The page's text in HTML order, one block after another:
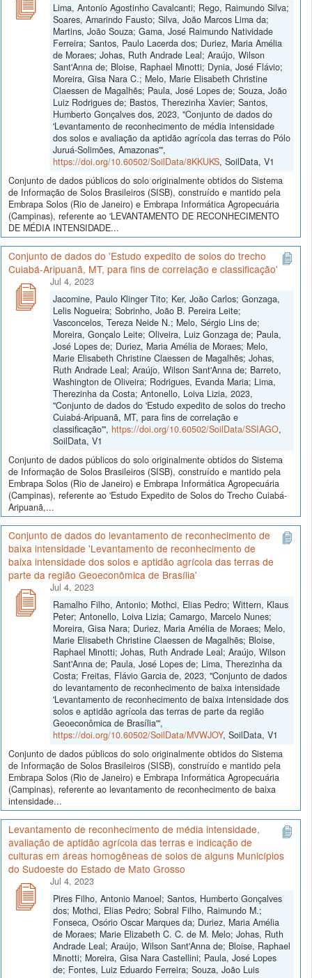
Lima, Antonio Agostinho Cavalcanti; Rego, Raimundo Silva;
Soares, Amarindo Fausto; Silva, João Marcos Lima da;
Martins, João Souza; Gama, José Raimundo Natividade
Ferreira; Santos, Paulo Lacerda dos; Duriez, Maria Amélia
de Moraes; Johas, Ruth Andrade Leal; Araújo, Wilson
Sant'Anna de; Bloise, Raphael Minotti; Dynia, José Flávio;
Moreira, Gisa Nara C.; Melo, Marie Elisabeth Christine
Claessen de Magalhẽs; Paula, José Lopes de; Souza, João
Luiz Rodrigues de; Bastos, Therezinha Xavier; Santos,
Humberto Gonçalves dos, 2023, "Conjunto de dados do
'Levantamento de reconhecimento de média intensidade
dos solos e avaliação da aptidão agrícola das terras do Pólo
Juruá-Solimões, Amazonas'",
https://doi.org/10.60502/SoilData/8KKUKS, SoilData, V1
Conjunto de dados públicos do solo originalmente obtidos do Sistema
de Informação de Solos Brasileiros (SISB), construído e mantido pela
Embrapa Solos (Rio de Janeiro) e Embrapa Informática Agropecuária
(Campinas), referente ao 'LEVANTAMENTO DE RECONHECIMENTO
DE MÉDIA INTENSIDADE...
Conjunto de dados do 'Estudo expedito de solos do trecho
Cuiabá-Aripuanã, MT, para fins de correlação e classificação'
Jul 4, 2023
Jacomine, Paulo Klinger Tito; Ker, João Carlos; Gonzaga,
Lelis Nogueira; Sobrinho, João B. Pereira Leite;
Vasconcelos, Tereza Neide N.; Melo, Sérgio Lins de;
Moreira, Gonçalo Leite; Oliveira, Luiz Gonzaga de; Paula,
José Lopes de; Duriez, Maria Amélia de Moraes; Melo,
Marie Elisabeth Christine Claessen de Magalhẽs; Johas,
Ruth Andrade Leal; Araújo, Wilson Sant'Anna de; Barreto,
Washington de Oliveira; Rodrigues, Evanda Maria; Lima,
Therezinha da Costa; Antonello, Loiva Lizia, 2023,
"Conjunto de dados do 'Estudo expedito de solos do trecho
Cuiabá-Aripuanã, MT, para fins de correlação e
classificação'", https://doi.org/10.60502/SoilData/SSIAGO,
SoilData, V1
Conjunto de dados públicos do solo originalmente obtidos do Sistema
de Informação de Solos Brasileiros (SISB), construído e mantido pela
Embrapa Solos (Rio de Janeiro) e Embrapa Informática Agropecuária
(Campinas), referente ao 'Estudo Expedito de Solos do Trecho Cuiabá-
Aripuanã,...
Conjunto de dados do levantamento de reconhecimento de
baixa intensidade 'Levantamento de reconhecimento de
baixa intensidade dos solos e aptidão agrícola das terras de
parte da região Geoeconômica de Brasília'
Jul 4, 2023
Ramalho Filho, Antonio; Mothci, Elias Pedro; Wittern, Klaus
Peter; Antonello, Loiva Lizia; Camargo, Marcelo Nunes;
Moreira, Gisa Nara; Duriez, Maria Amélia de Moraes; Melo,
Marie Elisabeth Christine Claessen de Magalhẽs; Bloise,
Raphael Minotti; Johas, Ruth Andrade Leal; Araújo, Wilson
Sant'Anna de; Paula, José Lopes de; Lima, Therezinha da
Costa; Freitas, Flávio Garcia de, 2023, "Conjunto de dados
do levantamento de reconhecimento de baixa intensidade
'Levantamento de reconhecimento de baixa intensidade dos
solos e aptidão agrícola das terras de parte da região
Geoeconômica de Brasília'",
https://doi.org/10.60502/SoilData/MVWJOY, SoilData, V1
Conjunto de dados públicos do solo originalmente obtidos do Sistema
de Informação de Solos Brasileiros (SISB), construído e mantido pela
Embrapa Solos (Rio de Janeiro) e Embrapa Informática Agropecuária
(Campinas), referente ao levantamento de reconhecimento de baixa
intensidade...
Levantamento de reconhecimento de média intensidade,
avaliação de aptidão agrícola das terras e indicação de
culturas em áreas homogêneas de solos de alguns Municípios
do Sudoeste do Estado de Mato Grosso
Jul 4, 2023
Pires Filho, Antonio Manoel; Santos, Humberto Gonçalves
dos; Mothci, Elias Pedro; Sobral Filho, Raimundo M.;
Fonseca, Osório Oscar Marques da; Duriez, Maria Amélia
de Moraes; Marie Elizabeth C. C. de M. Melo; Johas, Ruth
Andrade Leal; Araújo, Wilson Sant'Anna de; Bloise, Raphael
Minotti; Moreira, Gisa Nara Castellini; Paula, José Lopes
de; Fontes, Luiz Eduardo Ferreira; Souza, João Luis